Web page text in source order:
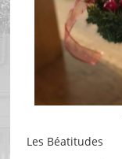
Les Béatitudes